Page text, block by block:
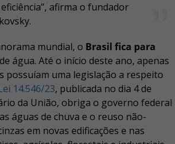
afirma o fundador
mundial, o Brasil fica para
água. Até o início deste ano, apenas
possuíam uma legislação a respeito
14.546/23, publicada no dia 4 de
da União, obriga o governo federal
águas de chuva e o reuso não-
em novas edificações e nas